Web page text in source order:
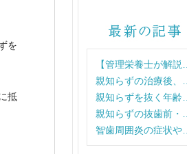
を
抵
【管理栄養士が解説…
親知らずの治療後、…
親知らずを抜く年齢…
親知らずの抜歯前・…
智歯周囲炎の症状や…